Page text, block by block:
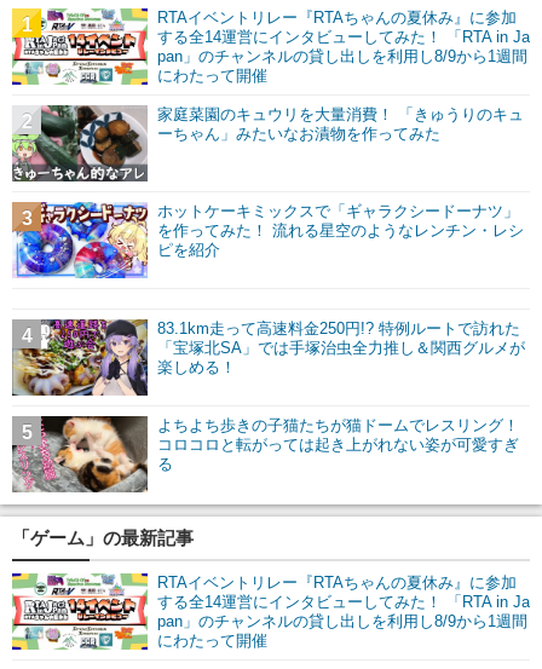
RTAイベントリレー『RTAちゃんの夏休み』に参加
する全14運営にインタビューしてみた！ 「RTA in Ja
pan」のチャンネルの貸し出しを利用し8/9から1週間
にわたって開催
1
家庭菜園のキュウリを大量消費！ 「きゅうりのキュ
ーちゃん」みたいなお漬物を作ってみた
2
ホットケーキミックスで「ギャラクシードーナツ」
を作ってみた！ 流れる星空のようなレンチン・レシ
ピを紹介
3
83.1km走って高速料金250円!? 特例ルートで訪れた
「宝塚北SA」では手塚治虫全力推し＆関西グルメが
楽しめる！
4
よちよち歩きの子猫たちが猫ドームでレスリング！
コロコロと転がっては起き上がれない姿が可愛すぎ
る
5
「ゲーム」の最新記事
RTAイベントリレー『RTAちゃんの夏休み』に参加
する全14運営にインタビューしてみた！ 「RTA in Ja
pan」のチャンネルの貸し出しを利用し8/9から1週間
にわたって開催